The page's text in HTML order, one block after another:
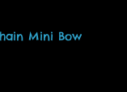
Mini Bow